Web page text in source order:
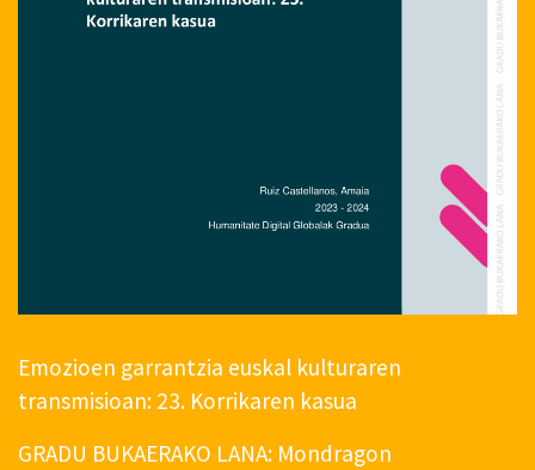
Emozioen garrantzia euskal kulturaren
transmisioan: 23. Korrikaren kasua
GRADU BUKAERAKO LANA: Mondragon